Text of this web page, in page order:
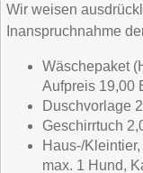
Wir weisen
Inanspruchnahme
Wäschepaket
Aufpreis 19,00
Duschvorlage
Geschirrtuch
Haus-/
max. 1 Hund,